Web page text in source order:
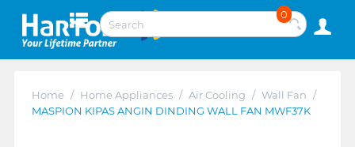
0
Home / Home Appliances / Air Cooling / Wall Fan /
MASPION KIPAS ANGIN DINDING WALL FAN MWF37K